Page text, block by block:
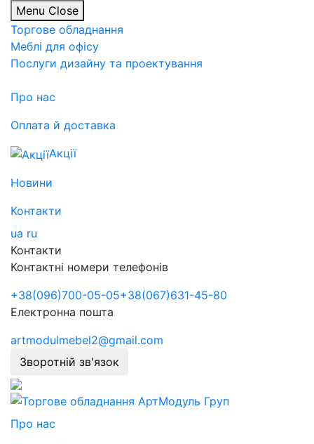
Menu Close
Торгове обладнання
Меблі для офісу
Послуги дизайну та проектування
Про нас
Оплата й доставка
Акції
Новини
Контакти
ua ru
Контакти
Контактні номери телефонів
+38(096)700-05-05+38(067)631-45-80
Електронна пошта
artmodulmebel2@gmail.com
Зворотній зв'язок
Про нас